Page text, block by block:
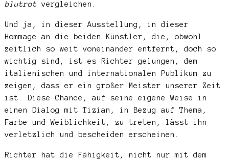
blutrot vergleichen.
Und ja, in dieser Ausstellung, in dieser
Hommage an die beiden Künstler, die, obwohl
zeitlich so weit voneinander entfernt, doch so
wichtig sind, ist es Richter gelungen, dem
italienischen und internationalen Publikum zu
zeigen, dass er ein großer Meister unserer Zeit
ist. Diese Chance, auf seine eigene Weise in
einen Dialog mit Tizian, in Bezug auf Thema,
Farbe und Weiblichkeit, zu treten, lässt ihn
verletzlich und bescheiden erscheinen.
Richter hat die Fähigkeit, nicht nur mit dem